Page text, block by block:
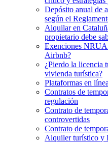
Depósito anual de
según el
Alquilar en
propietario debe
Exenciones
Airbnb?
¿Pierdo la licencia
vivienda turística?
Plataformas en
Contratos de
regulación
Contrato de
controvertidas
Contrato de
Alquiler turístico y